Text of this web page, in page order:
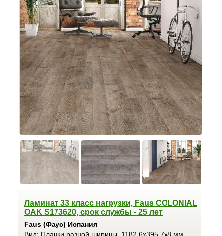
Ламинат 33 класс нагрузки, Faus COLONIAL
OAK S173620, срок службы - 25 лет
Faus (Фаус) Испания
Вид: Планки разной ширины, 1182.6x395.7x8 мм